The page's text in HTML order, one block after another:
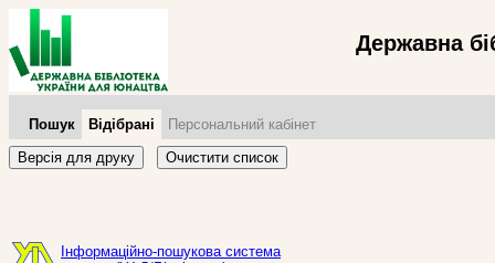
Державна
Пошук Відібрані
Персональний кабінет
Версія для друку
Очистити список
Інформаційно-пошукова система